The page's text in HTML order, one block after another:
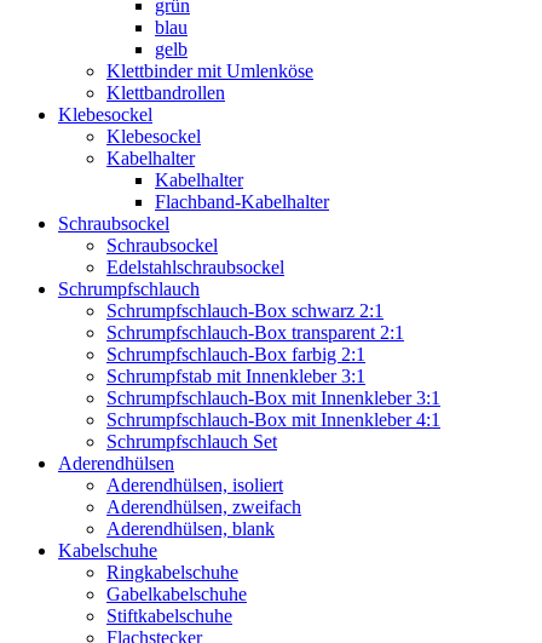
grün
blau
gelb
Klettbinder mit Umlenköse
Klettbandrollen
Klebesockel
Klebesockel
Kabelhalter
Kabelhalter
Flachband-Kabelhalter
Schraubsockel
Schraubsockel
Edelstahlschraubsockel
Schrumpfschlauch
Schrumpfschlauch-Box schwarz 2:1
Schrumpfschlauch-Box transparent 2:1
Schrumpfschlauch-Box farbig 2:1
Schrumpfstab mit Innenkleber 3:1
Schrumpfschlauch-Box mit Innenkleber 3:1
Schrumpfschlauch-Box mit Innenkleber 4:1
Schrumpfschlauch Set
Aderendhülsen
Aderendhülsen, isoliert
Aderendhülsen, zweifach
Aderendhülsen, blank
Kabelschuhe
Ringkabelschuhe
Gabelkabelschuhe
Stiftkabelschuhe
Flachstecker